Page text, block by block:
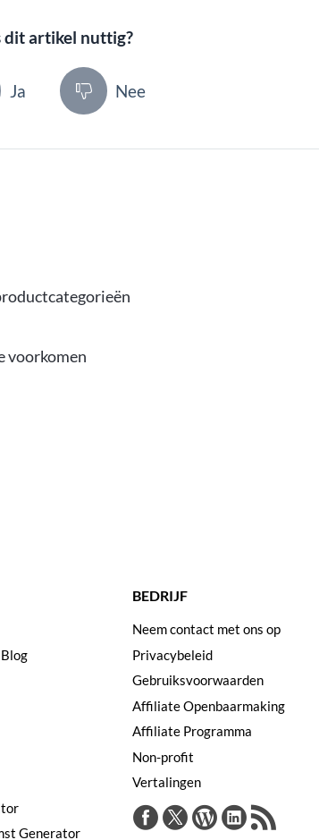
dit artikel nuttig?
Ja Nee
voorkomen
Generator
BEDRIJF
Neem contact met ons op
Privacybeleid
Gebruiksvoorwaarden
Affiliate Openbaarmaking
Affiliate Programma
Non-profit
Vertalingen